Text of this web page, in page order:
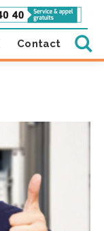
Contact